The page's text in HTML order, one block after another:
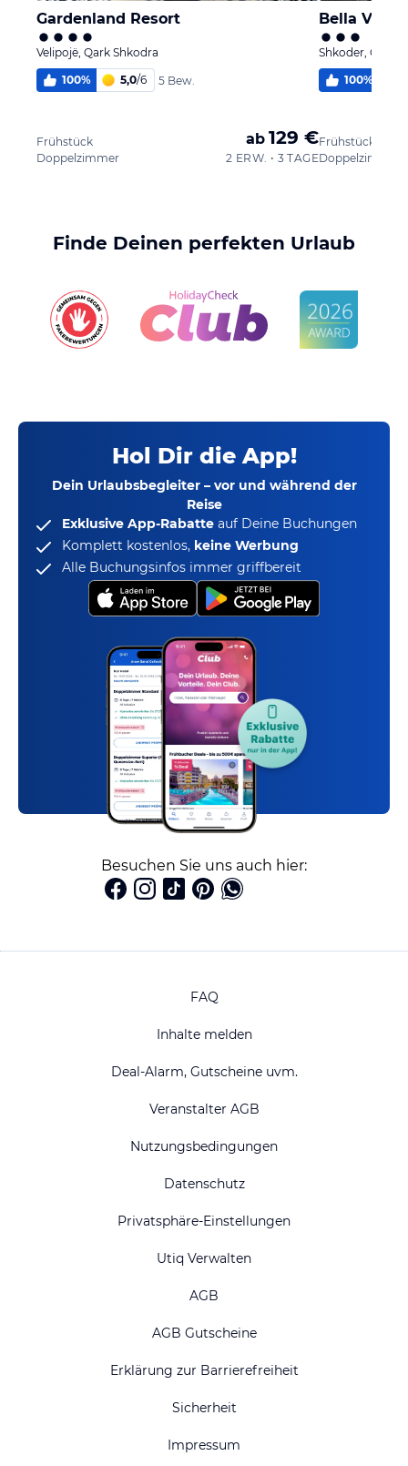
Gardenland Resort
Velipojë, Qark Shkodra
100% 5,0/6 5 Bew.
Frühstück
Doppelzimmer
ab 129 €
2 ERW. • 3 TAGE
Bella Vista
Shkoder, Qark
100%
Frühstück
Doppelzimmer
Finde Deinen perfekten Urlaub
Hol Dir die App!
Dein Urlaubsbegleiter – vor und während der
Reise
Exklusive App-Rabatte auf Deine Buchungen
Komplett kostenlos, keine Werbung
Alle Buchungsinfos immer griffbereit
Besuchen Sie uns auch hier:
FAQ
Inhalte melden
Deal-Alarm, Gutscheine uvm.
Veranstalter AGB
Nutzungsbedingungen
Datenschutz
Privatsphäre-Einstellungen
Utiq Verwalten
AGB
AGB Gutscheine
Erklärung zur Barrierefreiheit
Sicherheit
Impressum